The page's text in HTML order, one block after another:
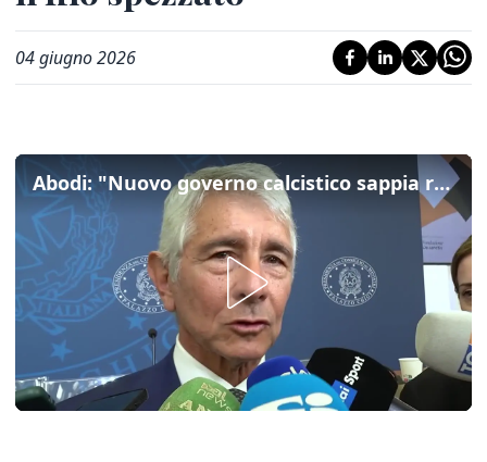
04 giugno 2026
Abodi: "Nuovo governo calcistico sappia riprendere il filo spezzato"